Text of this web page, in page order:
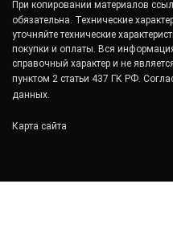
При копировании материалов
обязательна. Технические
уточняйте технические
покупки и оплаты. Вся
справочный характер и не
пунктом 2 статьи 437 ГК РФ.
данных.
Карта сайта